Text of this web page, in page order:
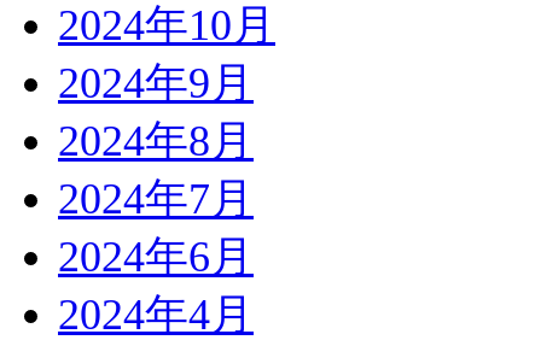
2024年10月
2024年9月
2024年8月
2024年7月
2024年6月
2024年4月